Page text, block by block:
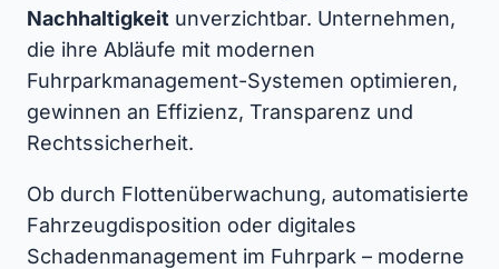
Nachhaltigkeit unverzichtbar. Unternehmen,
die ihre Abläufe mit modernen
Fuhrparkmanagement-Systemen optimieren,
gewinnen an Effizienz, Transparenz und
Rechtssicherheit.
Ob durch Flottenüberwachung, automatisierte
Fahrzeugdisposition oder digitales
Schadenmanagement im Fuhrpark – moderne